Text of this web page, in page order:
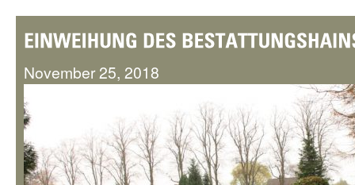
November 25, 2018